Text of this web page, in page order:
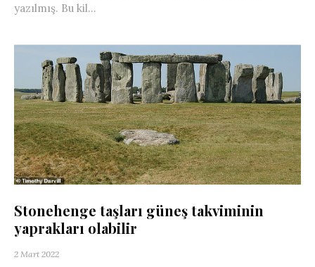
yazılmış. Bu kil...
Stonehenge taşları güneş takviminin
yaprakları olabilir
2 Mart 2022